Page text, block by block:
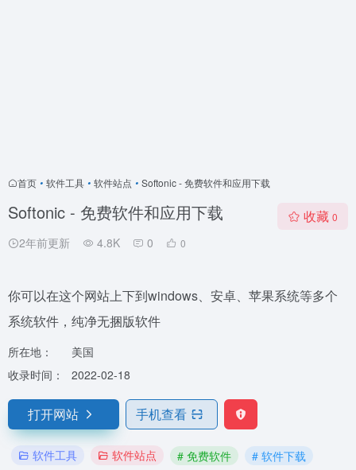
首页 • 软件工具 • 软件站点 • Softonic - 免费软件和应用下载
Softonic - 免费软件和应用下载
2年前更新 4.8K 0 0
收藏 0
你可以在这个网站上下到windows、安卓、苹果系统等多个
系统软件，纯净无捆版软件
所在地：
美国
收录时间：
2022-02-18
打开网站 手机查看
软件工具 软件站点 # 免费软件
# 软件下载